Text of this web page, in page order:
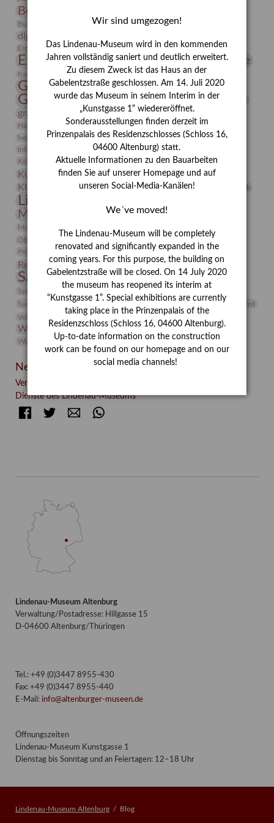
Bernhard August von Lindenau
Burg Posterstein Conrad Felixmüller Depot
digitallabor
Erdmann Julius Dietrich
Erlebnisportal estrusker Exlibris
Expressionismus Festrede Florenz Fotografie
frauen Frauen in der Antike und heute
Gerhard-Altenbourg-Preis
Gerhard Altenbourg
Gerhard Kurt Müller
grafische sammlung griechische Mythologie
Hanns-Conon von der Gabelentz Heinrich Kirchhoff Heldinnen
herman de vries Humboldt
Insekten
Integriertes Schädlingsmanagement
Italien Jahresempfang
Kolosseum
Kooperationsausstellung Korkmodelle Kunst
Kunstmuseum Kunstvermittlung Kunst von Kühl
KUNSTWAND Kurs Künstler Künstlerin Lehmbruck
Lindenau-Museum
Museumsgeschichte Museumsnacht
Museumspädagogik Natur
Objekt im Fokus
Phelloplastik
Pohlhof
Provenienz
Provenienzforschung
Restaurierung Rudi Lesser Ruth Wolf-Rehfeld
Sammlung Samstagszeichner Skulptur
Sonderausstellung
Sphinx
studio Studio Bildende Kunst
Suermondt-Ludwig-Museum
Vermittlung
Videokunst
Volontariat
Walter Rheiner Werefkin
Werkbetrachtung Winter Wissenschaft
Wolf and Dog
Wolf und Hund
Zirkuswoche
Neueste Beiträge
Verschenkt, verkauft, vergessen? – Kunstdetektivinnen im
Dienste des Lindenau-Museums
FacebookTwitter E-mail
Lindenau-Museum Altenburg
Verwaltung/Postadresse: Hillgasse 15
D-04600 Altenburg/Thüringen
Tel.: +49 (0)3447 8955-430
Fax: +49 (0)3447 8955-440
E-Mail: info@altenburger-museen.de
Öffnungszeiten
Lindenau-Museum Kunstgasse 1
Dienstag bis Sonntag und an Feiertagen: 12–18 Uhr
Lindenau-Museum Altenburg Blog
Wir sind umgezogen!
Das Lindenau-Museum wird in den kommenden
Jahren vollständig saniert und deutlich erweitert.
Zu diesem Zweck ist das Haus an der
Gabelentzstraße geschlossen. Am 14. Juli 2020
wurde das Museum in seinem Interim in der
„Kunstgasse 1“ wiedereröffnet.
Sonderausstellungen finden derzeit im
Prinzenpalais des Residenzschlosses (Schloss 16,
04600 Altenburg) statt.
Aktuelle Informationen zu den Bauarbeiten
finden Sie auf unserer Homepage und auf
unseren Social-Media-Kanälen!
We´ve moved!
The Lindenau-Museum will be completely
renovated and significantly expanded in the
coming years. For this purpose, the building on
Gabelentzstraße will be closed. On 14 July 2020
the museum has reopened its interim at
“Kunstgasse 1”. Special exhibitions are currently
taking place in the Prinzenpalais of the
Residenzschloss (Schloss 16, 04600 Altenburg).
Up-to-date information on the construction
work can be found on our homepage and on our
social media channels!